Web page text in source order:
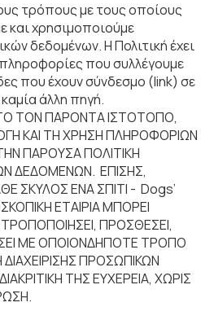
τρόπους με τους οποίους
και χρησιμοποιούμε
δεδομένων. Η Πολιτική έχει
που συλλέγουμε
που έχουν σύνδεσμο (link) σε
άλλη πηγή.
ΤΟΝ ΠΑΡΟΝΤΑ ΙΣΤΟΤΟΠΟ,
ΚΑΙ ΤΗ ΧΡΗΣΗ ΠΛΗΡΟΦΟΡΙΩΝ
ΠΑΡΟΥΣΑ ΠΟΛΙΤΙΚΗ
ΔΕΔΟΜΕΝΩΝ. ΕΠΙΣΗΣ,
ΣΚΥΛΟΣ ΕΝΑ ΣΠΙΤΙ - Dogs’
ΕΤΑΙΡΙΑ ΜΠΟΡΕΙ
ΠΡΟΣΘΕΣΕΙ,
ΜΕ ΟΠΟΙΟΝΔΗΠΟΤΕ ΤΡΟΠΟ
ΠΡΟΣΩΠΙΚΩΝ
ΤΗΣ ΕΥΧΕΡΕΙΑ, ΧΩΡΙΣ